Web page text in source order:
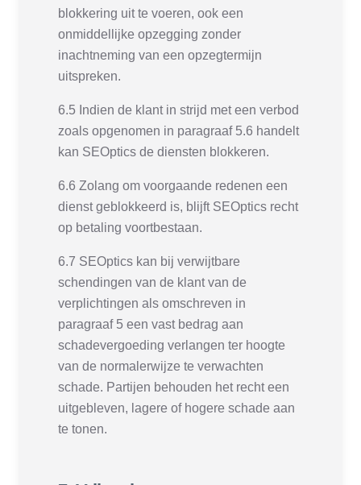
blokkering uit te voeren, ook een
onmiddellijke opzegging zonder
inachtneming van een opzegtermijn
uitspreken.
6.5 Indien de klant in strijd met een verbod
zoals opgenomen in paragraaf 5.6 handelt
kan SEOptics de diensten blokkeren.
6.6 Zolang om voorgaande redenen een
dienst geblokkeerd is, blijft SEOptics recht
op betaling voortbestaan.
6.7 SEOptics kan bij verwijtbare
schendingen van de klant van de
verplichtingen als omschreven in
paragraaf 5 een vast bedrag aan
schadevergoeding verlangen ter hoogte
van de normalerwijze te verwachten
schade. Partijen behouden het recht een
uitgebleven, lagere of hogere schade aan
te tonen.